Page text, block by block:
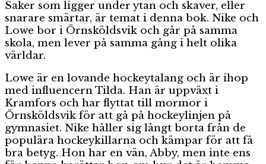
Saker som ligger under ytan och skaver, eller
snarare smärtar, är temat i denna bok. Nike och
Lowe bor i Örnsköldsvik och går på samma
skola, men lever på samma gång i helt olika
världar.
Lowe är en lovande hockeytalang och är ihop
med influencern Tilda. Han är uppväxt i
Kramfors och har flyttat till mormor i
Örnsköldsvik för att gå på hockeylinjen på
gymnasiet. Nike håller sig långt borta från de
populära hockeykillarna och kämpar för att få
bra betyg. Hon har en vän, Abby, men inte ens